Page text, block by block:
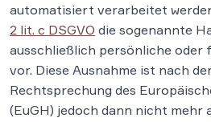
automatisiert verarbeitet
2 lit. c DSGVO die sogenannte
ausschließlich persönliche oder
vor. Diese Ausnahme ist nach
Rechtsprechung des
(EuGH) jedoch dann nicht mehr